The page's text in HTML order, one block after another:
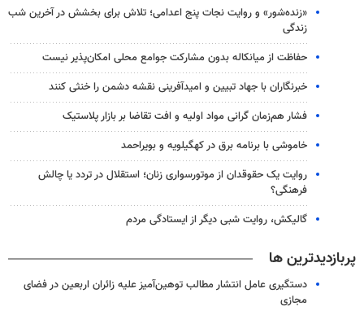
«زنده‌شور» و روایت نجات پنج اعدامی؛ تلاش برای بخشش در آخرین شب
زندگی
حفاظت از میانکاله بدون مشارکت جوامع محلی امکان‌پذیر نیست
خبرنگاران با جهاد تبیین و امیدآفرینی نقشه دشمن را خنثی کنند
فشار هم‌زمان گرانی مواد اولیه و افت تقاضا بر بازار پلاستیک
خاموشی با برنامه برق در کهگیلویه و بویراحمد
روایت یک حقوقدان از موتورسواری زنان؛ استقلال در تردد یا چالش
فرهنگی؟
گالیکش، روایت شبی دیگر از ایستادگی مردم
پربازدیدترین ها
دستگیری عامل انتشار مطالب توهین‌آمیز علیه زائران اربعین در فضای
مجازی